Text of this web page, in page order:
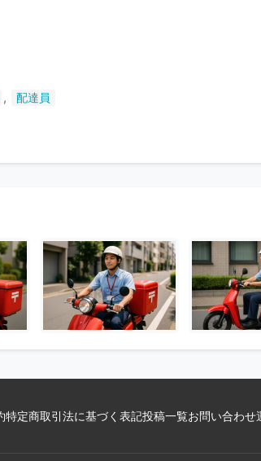
, 配達員
特定商取引法に基づく表記投稿一覧お問い合わせ